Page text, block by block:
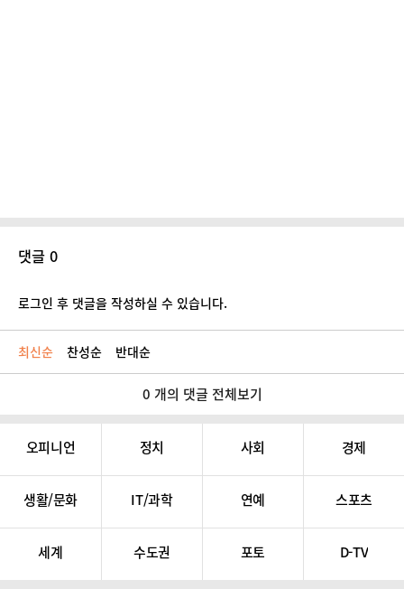
댓글 0
로그인 후 댓글을 작성하실 수 있습니다.
최신순 찬성순 반대순
0 개의 댓글 전체보기
오피니언 정치 사회 경제
생활/문화 IT/과학 연예 스포츠
세계 수도권 포토 D-TV